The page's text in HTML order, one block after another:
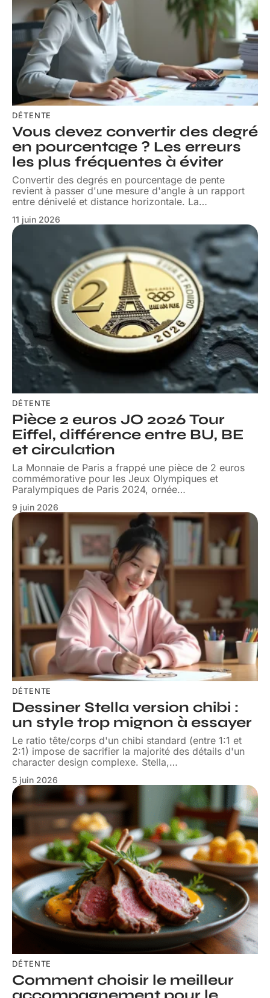
DÉTENTE
Vous devez convertir des degré
en pourcentage ? Les erreurs
les plus fréquentes à éviter
Convertir des degrés en pourcentage de pente
revient à passer d'une mesure d'angle à un rapport
entre dénivelé et distance horizontale. La…
11 juin 2026
DÉTENTE
Pièce 2 euros JO 2026 Tour
Eiffel, différence entre BU, BE
et circulation
La Monnaie de Paris a frappé une pièce de 2 euros
commémorative pour les Jeux Olympiques et
Paralympiques de Paris 2024, ornée…
9 juin 2026
DÉTENTE
Dessiner Stella version chibi :
un style trop mignon à essayer
Le ratio tête/corps d'un chibi standard (entre 1:1 et
2:1) impose de sacrifier la majorité des détails d'un
character design complexe. Stella,…
5 juin 2026
DÉTENTE
Comment choisir le meilleur